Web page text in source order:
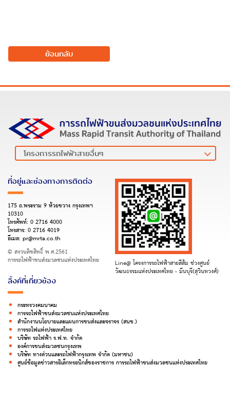
ย้อนกลับ
ที่อยู่และช่องทางการติดต่อ
175 ถ.พระราม 9 ห้วยขวาง กรุงเทพฯ
10310
โทรศัพท์: 0 2716 4000
โทรสาร: 0 2716 4019
อีเมล: pr@mrta.co.th
© สงวนลิขสิทธิ์ พ.ศ.2561
การรถไฟฟ้าขนส่งมวลชนแห่งประเทศไทย Line@ โครงการรถไฟฟ้าสายสีส้ม ช่วงศูนย์
วัฒนธรรมแห่งประเทศไทย - มีนบุรี(สุวินทวงศ์)
ลิ้งค์ที่เกี่ยวข้อง
กระทรวงคมนาคม
การรถไฟฟ้าขนส่งมวลชนแห่งประเทศไทย
สำนักงานนโยบายและแผนการขนส่งและจราจร (สนข.)
การรถไฟแห่งประเทศไทย
บริษัท รถไฟฟ้า ร.ฟ.ท. จำกัด
องค์การขนส่งมวลชนกรุงเทพ
บริษัท ทางด่วนและรถไฟฟ้ากรุงเทพ จำกัด (มหาชน)
ศูนย์ข้อมูลข่าวสารอิเล็กทรอนิกส์ของราชการ การรถไฟฟ้าขนส่งมวลชนแห่งประเทศไทย